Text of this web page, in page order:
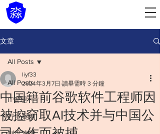
文章
All Posts
IT管理
行业案例
All Posts
中国籍前谷歌软件工程师因
被控窃取AI技术并与中国公
liyf33
2024年3月7日 讀畢需時 3 分鐘